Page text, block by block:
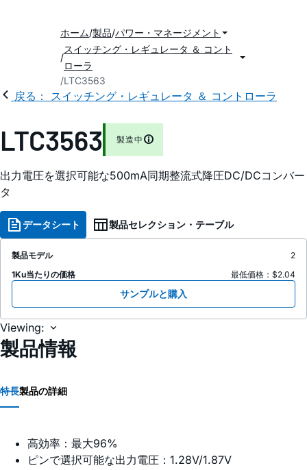
ホーム 製品 パワー・マネージメント
スイッチング・レギュレータ ＆ コント
ローラ
LTC3563
戻る： スイッチング・レギュレータ ＆ コントローラ
LTC3563 製造中
出力電圧を選択可能な500mA同期整流式降圧DC/DCコンバー
タ
データシート 製品セレクション・テーブル
製品モデル
2
1Ku当たりの価格
最低価格：$2.04
サンプルと購入
Viewing:
製品情報
特長製品の詳細
高効率：最大96%
ピンで選択可能な出力電圧：1.28V/1.87V